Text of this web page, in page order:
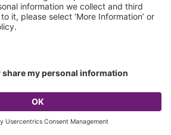
keyboard_arrow_up
QUICK ACCESS TOOLS